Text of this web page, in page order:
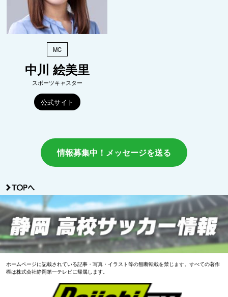
MC
中川 絵美里
スポーツキャスター
公式サイト
情報募集中！メッセージを送る
ホームページに記載されている記事・写真・イラスト等の無断転載を禁じます。すべての著作
権は株式会社静岡第一テレビに帰属します。